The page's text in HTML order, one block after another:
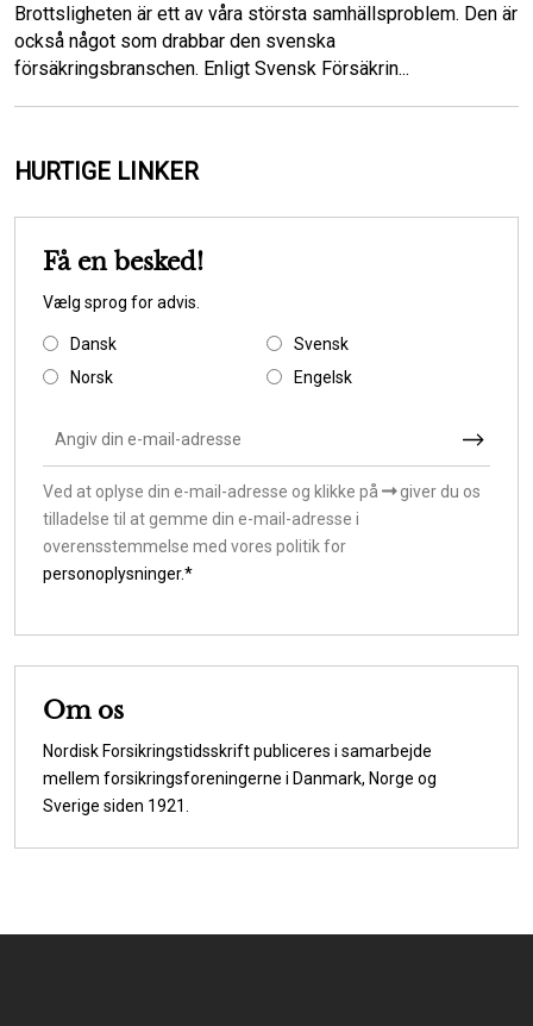
Brottsligheten är ett av våra största samhällsproblem. Den är
också något som drabbar den svenska
försäkringsbranschen. Enligt Svensk Försäkrin...
HURTIGE LINKER
Få en besked!
Vælg sprog for advis.
Dansk
Svensk
Norsk
Engelsk
Ved at oplyse din e-mail-adresse og klikke på
giver du os
tilladelse til at gemme din e-mail-adresse i
overensstemmelse med vores politik for
personoplysninger.*
Om os
Nordisk Forsikringstidsskrift publiceres i samarbejde
mellem forsikringsforeningerne i Danmark, Norge og
Sverige siden 1921.